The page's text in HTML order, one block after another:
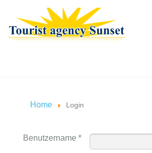
Home Login
Benutzername *